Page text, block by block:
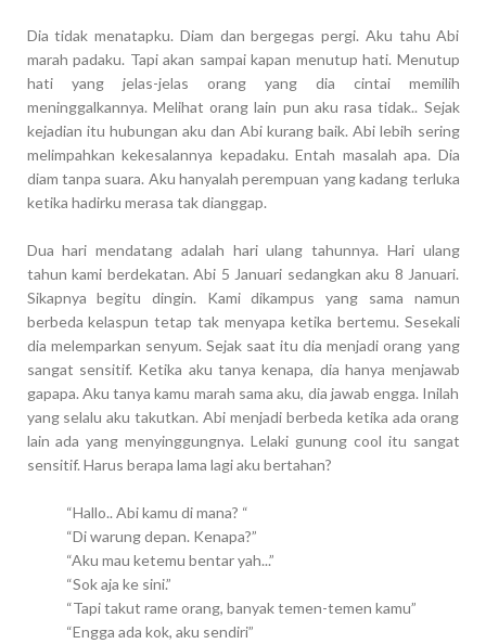
Dia tidak menatapku. Diam dan bergegas pergi. Aku tahu Abi
marah padaku. Tapi akan sampai kapan menutup hati. Menutup
hati yang jelas-jelas orang yang dia cintai memilih
meninggalkannya. Melihat orang lain pun aku rasa tidak.. Sejak
kejadian itu hubungan aku dan Abi kurang baik. Abi lebih sering
melimpahkan kekesalannya kepadaku. Entah masalah apa. Dia
diam tanpa suara. Aku hanyalah perempuan yang kadang terluka
ketika hadirku merasa tak dianggap.
Dua hari mendatang adalah hari ulang tahunnya. Hari ulang
tahun kami berdekatan. Abi 5 Januari sedangkan aku 8 Januari.
Sikapnya begitu dingin. Kami dikampus yang sama namun
berbeda kelaspun tetap tak menyapa ketika bertemu. Sesekali
dia melemparkan senyum. Sejak saat itu dia menjadi orang yang
sangat sensitif. Ketika aku tanya kenapa, dia hanya menjawab
gapapa. Aku tanya kamu marah sama aku, dia jawab engga. Inilah
yang selalu aku takutkan. Abi menjadi berbeda ketika ada orang
lain ada yang menyinggungnya. Lelaki gunung cool itu sangat
sensitif. Harus berapa lama lagi aku bertahan?
“Hallo.. Abi kamu di mana? “
“Di warung depan. Kenapa?”
“Aku mau ketemu bentar yah...”
“Sok aja ke sini.”
“Tapi takut rame orang, banyak temen-temen kamu”
“Engga ada kok, aku sendiri”